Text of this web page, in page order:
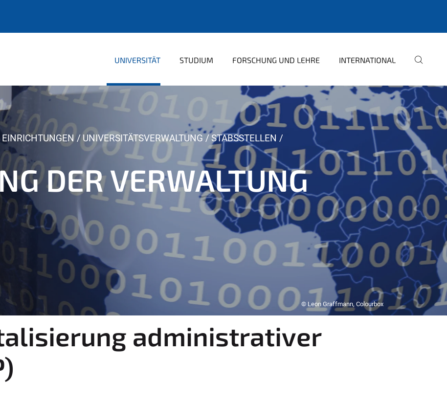
UNIVERSITÄT STUDIUM FORSCHUNG UND LEHRE INTERNATIONAL
UNIVERSITÄTSVERWALTUNG
STABSSTELLEN
DER VERWALTUNG
© Leon Graffmann, Colourbox
administrativer